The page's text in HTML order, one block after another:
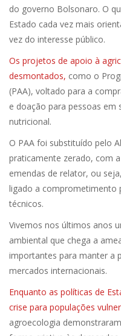
do governo Bolsonaro. O
Estado cada vez mais
vez do interesse público.
Os projetos de apoio à
desmontados, como o
(PAA), voltado para a
e doação para pessoas em
nutricional.
O PAA foi substituído pelo
praticamente zerado, com
emendas de relator, ou
ligado a comprometimento
técnicos.
Vivemos nos últimos anos
ambiental que chega a
importantes para manter a
mercados internacionais.
Enquanto as políticas de
crise para populações
agroecologia